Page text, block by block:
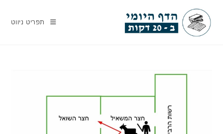
content
תפריט ניווט